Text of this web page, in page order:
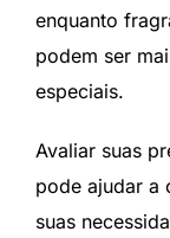
enquanto
podem ser
especiais.
Avaliar suas
pode ajudar a
suas